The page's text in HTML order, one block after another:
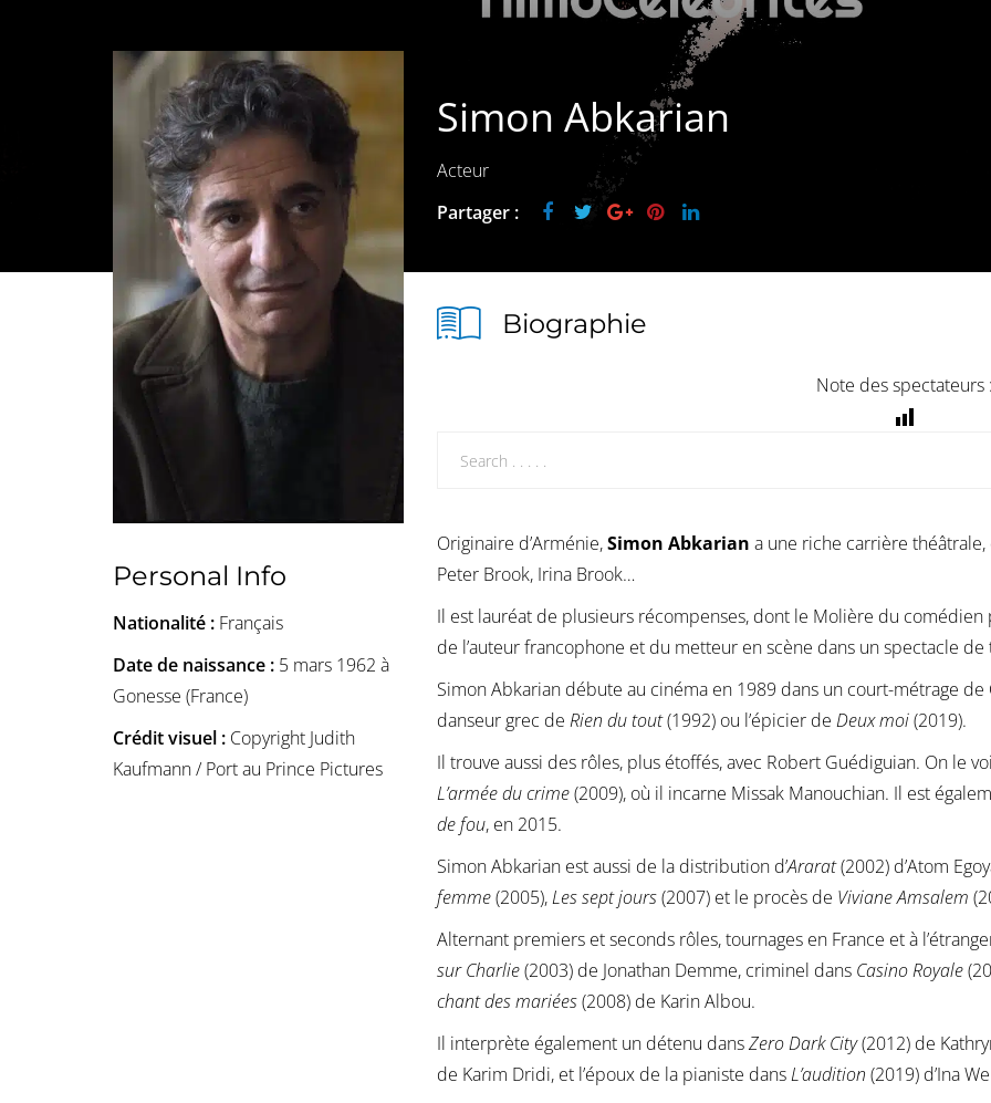
Simon Abkarian
Acteur
Partager :
Personal Info
Nationalité : Français
Date de naissance : 5 mars 1962 à
Gonesse (France)
Crédit visuel : Copyright Judith
Kaufmann / Port au Prince Pictures
Biographie
Note des spectateurs
Originaire d’Arménie,Simon Abkarian a une riche carrière
Peter Brook, Irina Brook…
Il est lauréat de plusieurs récompenses, dont le Molière du
de l’auteur francophone et du metteur en scène dans un spectacle
Simon Abkarian débute au cinéma en 1989 dans un court-métrage
danseur grec de Rien du tout(1992) ou l’épicier de Deux moi(2019).
Il trouve aussi des rôles, plus étoffés, avec Robert Guédiguian. On le
L’armée du crime(2009), où il incarne Missak Manouchian. Il est
de fou, en 2015.
Simon Abkarian est aussi de la distribution d’Ararat(2002) d’Atom
femme(2005),Les sept jours(2007) et le procès de Viviane Amsalem
Alternant premiers et seconds rôles, tournages en France et à
sur Charlie(2003) de Jonathan Demme, criminel dans Casino Royale
chant des mariées(2008) de Karin Albou.
Il interprète également un détenu dansZero Dark City(2012) de
de Karim Dridi, et l’époux de la pianiste dansL’audition (2019) d’Ina